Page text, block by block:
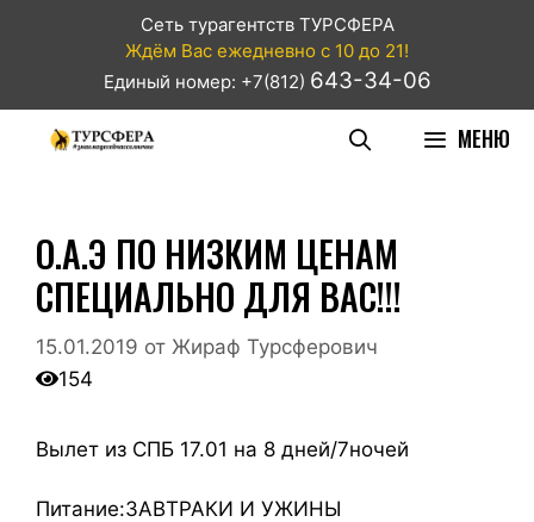
Сеть турагентств ТУРСФЕРА
Ждём Вас ежедневно с 10 до 21!
Единый номер: +7(812) 643-34-06
МЕНЮ
О.А.Э ПО НИЗКИМ ЦЕНАМ
СПЕЦИАЛЬНО ДЛЯ ВАС!!!
15.01.2019 от Жираф Турсферович
154
Вылет из СПБ 17.01 на 8 дней/7ночей
Питание:ЗАВТРАКИ И УЖИНЫ